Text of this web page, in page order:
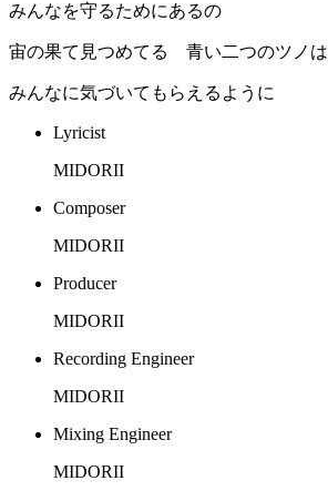
みんなを守るためにあるの
宙の果て見つめてる 青い二つのツノは
みんなに気づいてもらえるように
Lyricist
MIDORII
Composer
MIDORII
Producer
MIDORII
Recording Engineer
MIDORII
Mixing Engineer
MIDORII